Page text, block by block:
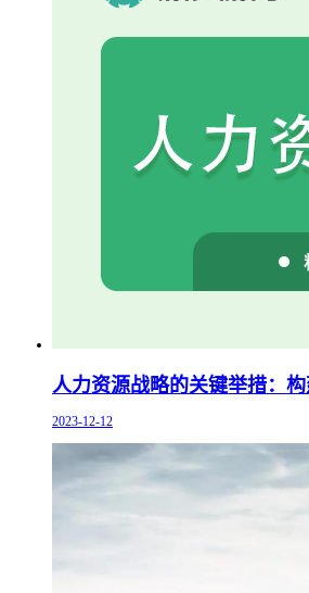
人力资源战略的关键举措：
2023-12-12